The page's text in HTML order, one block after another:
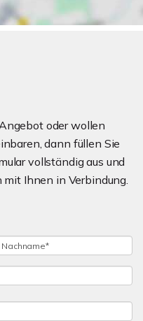
oder wollen
dann füllen Sie
vollständig aus und
Ihnen in Verbindung.